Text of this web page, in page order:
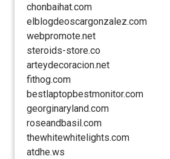
chonbaihat.com
elblogdeoscargonzalez.com
webpromote.net
steroids-store.co
arteydecoracion.net
fithog.com
bestlaptopbestmonitor.com
georginaryland.com
roseandbasil.com
thewhitewhitelights.com
atdhe.ws